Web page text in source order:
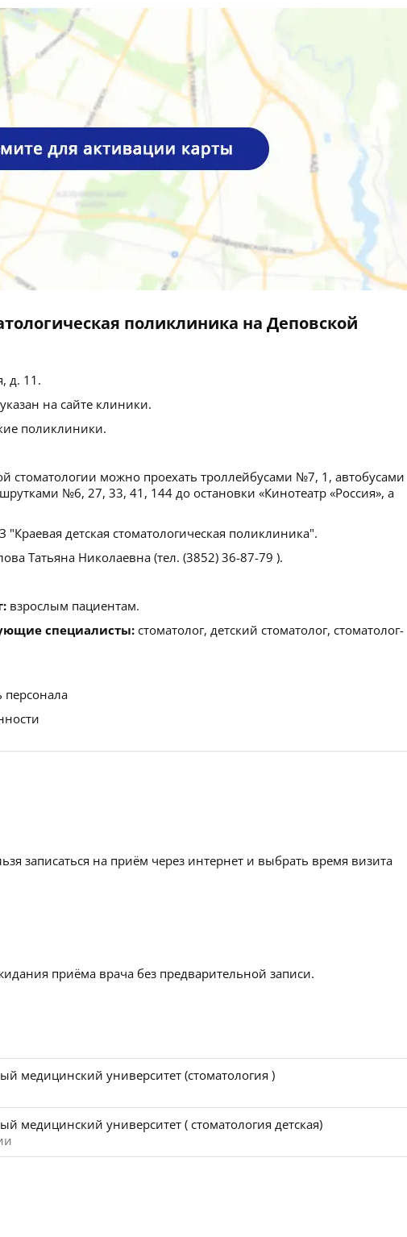
поликлиника на Деповской
д. 11.
на сайте клиники.
поликлиники.
стоматологии можно проехать троллейбусами №7, 1, автобусами
№6, 27, 33, 41, 144 до остановки «Кинотеатр «Россия», а
"Краевая детская стоматологическая поликлиника".
Татьяна Николаевна (тел. (3852) 36-87-79 ).
взрослым пациентам.
специалисты:стоматолог, детский стоматолог, стоматолог-
персонала
записаться на приём через интернет и выбрать время визита
приёма врача без предварительной записи.
медицинский университет (стоматология )
медицинский университет ( стоматология детская)